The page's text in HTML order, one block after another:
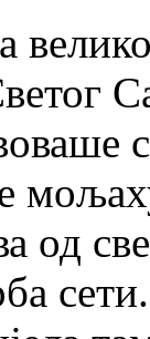
од
сети.